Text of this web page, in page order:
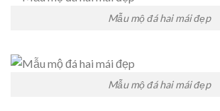
Mẫu mộ đá hai mái đẹp
Mẫu mộ đá hai mái đẹp